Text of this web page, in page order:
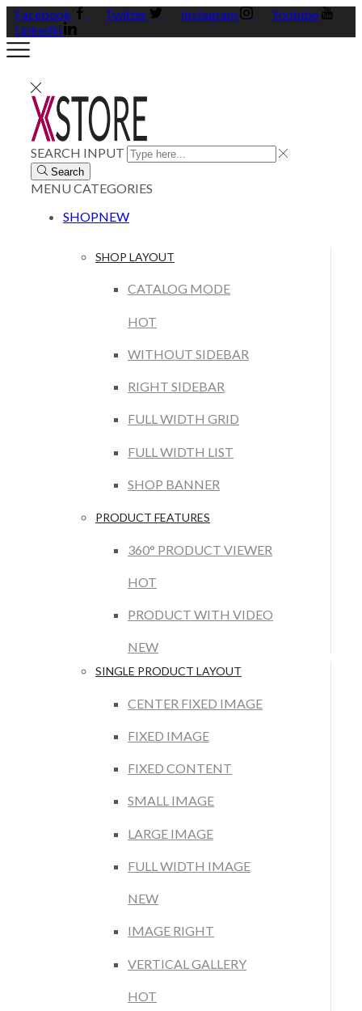
Facebook Twitter Instagram
Youtube
Linkedin
SEARCH INPUT
Search
MENUCATEGORIES
SHOPNEW
SHOP LAYOUT
CATALOG MODE
HOT
WITHOUT SIDEBAR
RIGHT SIDEBAR
FULL WIDTH GRID
FULL WIDTH LIST
SHOP BANNER
PRODUCT FEATURES
360° PRODUCT VIEWER
HOT
PRODUCT WITH VIDEO
NEW
SINGLE PRODUCT LAYOUT
CENTER FIXED IMAGE
FIXED IMAGE
FIXED CONTENT
SMALL IMAGE
LARGE IMAGE
FULL WIDTH IMAGE
NEW
IMAGE RIGHT
VERTICAL GALLERY
HOT